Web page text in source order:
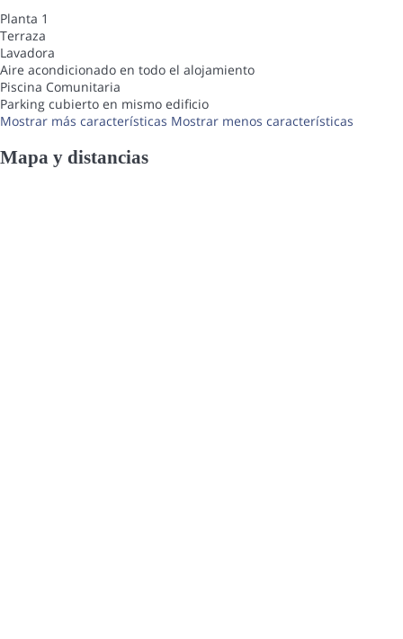
Planta 1
Terraza
Lavadora
Aire acondicionado en todo el alojamiento
Piscina Comunitaria
Parking cubierto en mismo edificio
Mostrar más características Mostrar menos características
Mapa y distancias